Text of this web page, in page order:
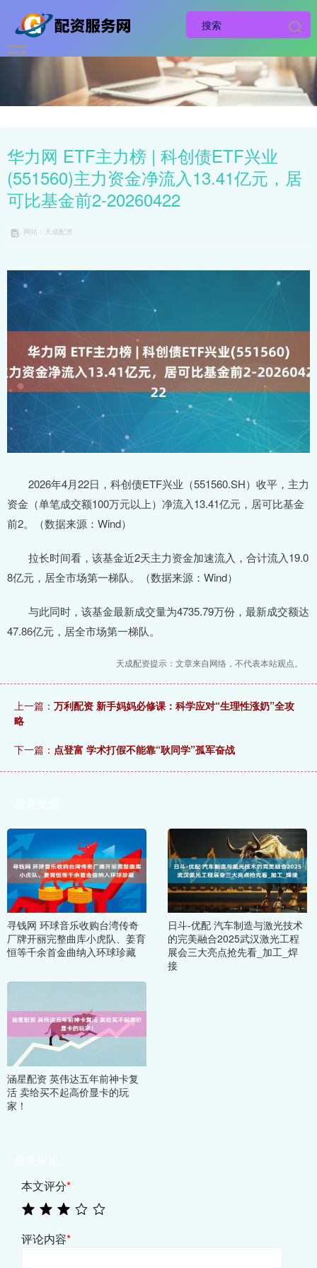
华力网 ETF主力榜 | 科创债ETF兴业
(551560)主力资金净流入13.41亿元，居
可比基金前2-20260422
网站：天成配资
2026年4月22日，科创债ETF兴业（551560.SH）收平，主力
资金（单笔成交额100万元以上）净流入13.41亿元，居可比基金
前2。（数据来源：Wind）
拉长时间看，该基金近2天主力资金加速流入，合计流入19.0
8亿元，居全市场第一梯队。（数据来源：Wind）
与此同时，该基金最新成交量为4735.79万份，最新成交额达
47.86亿元，居全市场第一梯队。
天成配资提示：文章来自网络，不代表本站观点。
上一篇： 万利配资 新手妈妈必修课：科学应对“生理性涨奶”全攻
略
下一篇： 点登富 学术打假不能靠“耿同学”孤军奋战
寻钱网 环球音乐收购台湾传奇
厂牌开丽完整曲库小虎队、姜育
恒等千余首金曲纳入环球珍藏
日斗-优配 汽车制造与激光技术
的完美融合2025武汉激光工程
展会三大亮点抢先看_加工_焊
接
涵星配资 英伟达五年前神卡复
活 卖给买不起高价显卡的玩
家！
本文评分*
评论内容*